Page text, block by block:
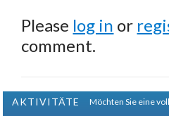
Please log in or
comment.
AKTIVITÄTE
Möchten Sie eine